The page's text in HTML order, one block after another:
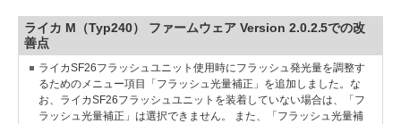
ライカ M（Typ240） ファームウェア Version 2.0.2.5での改
善点
ライカSF26フラッシュユニット使用時にフラッシュ発光量を調整す
るためのメニュー項目「フラッシュ光量補正」を追加しました。な
お、ライカSF26フラッシュユニットを装着していない場合は、「フ
ラッシュ光量補正」は選択できません。 また、「フラッシュ光量補